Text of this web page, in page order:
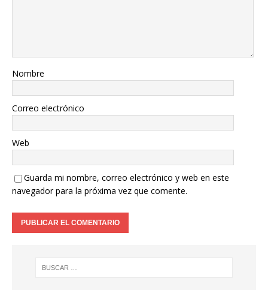
Nombre
Correo electrónico
Web
Guarda mi nombre, correo electrónico y web en este
navegador para la próxima vez que comente.